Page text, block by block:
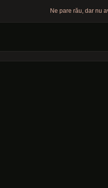
Ne pare rău, dar nu